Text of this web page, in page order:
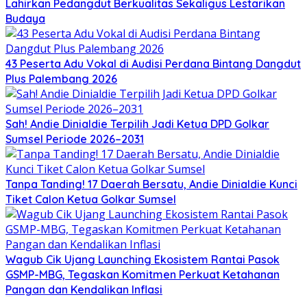
Lahirkan Pedangdut Berkualitas Sekaligus Lestarikan
Budaya
43 Peserta Adu Vokal di Audisi Perdana Bintang Dangdut
Plus Palembang 2026
Sah! Andie Dinialdie Terpilih Jadi Ketua DPD Golkar
Sumsel Periode 2026–2031
Tanpa Tanding! 17 Daerah Bersatu, Andie Dinialdie Kunci
Tiket Calon Ketua Golkar Sumsel
Wagub Cik Ujang Launching Ekosistem Rantai Pasok
GSMP-MBG, Tegaskan Komitmen Perkuat Ketahanan
Pangan dan Kendalikan Inflasi